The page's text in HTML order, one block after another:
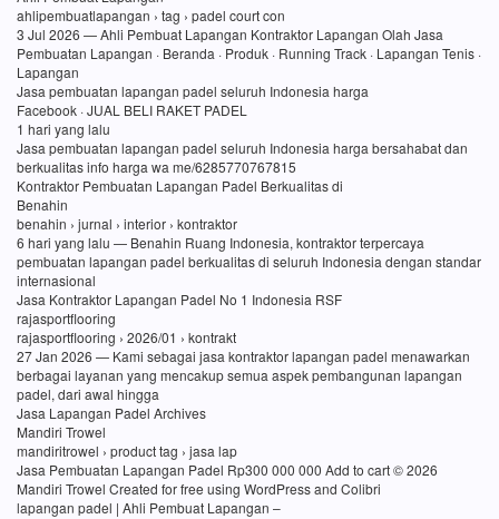
ahlipembuatlapangan › tag › padel court con
3 Jul 2026 — Ahli Pembuat Lapangan Kontraktor Lapangan Olah Jasa
Pembuatan Lapangan · Beranda · Produk · Running Track · Lapangan Tenis ·
Lapangan
Jasa pembuatan lapangan padel seluruh Indonesia harga
Facebook · JUAL BELI RAKET PADEL
1 hari yang lalu
Jasa pembuatan lapangan padel seluruh Indonesia harga bersahabat dan
berkualitas info harga wa me/6285770767815
Kontraktor Pembuatan Lapangan Padel Berkualitas di
Benahin
benahin › jurnal › interior › kontraktor
6 hari yang lalu — Benahin Ruang Indonesia, kontraktor terpercaya
pembuatan lapangan padel berkualitas di seluruh Indonesia dengan standar
internasional
Jasa Kontraktor Lapangan Padel No 1 Indonesia RSF
rajasportflooring
rajasportflooring › 2026/01 › kontrakt
27 Jan 2026 — Kami sebagai jasa kontraktor lapangan padel menawarkan
berbagai layanan yang mencakup semua aspek pembangunan lapangan
padel, dari awal hingga
Jasa Lapangan Padel Archives
Mandiri Trowel
mandiritrowel › product tag › jasa lap
Jasa Pembuatan Lapangan Padel Rp300 000 000 Add to cart © 2026
Mandiri Trowel Created for free using WordPress and Colibri
lapangan padel | Ahli Pembuat Lapangan –